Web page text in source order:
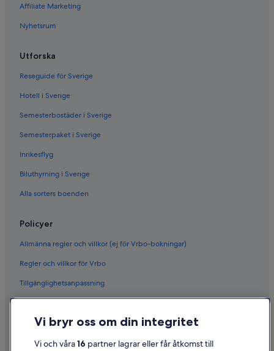
Affiliate Marketing
Nyhetsrum
Utforska
Reseguide för Sverige
Hotell i Sverige
Semesterbostäder i Sverige
Semesterpaket i Sverige
Inrikesflyg
Biluthyrning i Sverige
Alla sorters boenden
Policyer
Allmänna regler och villkor (ej för Vrbo-bokningar)
Regler och villkor för Vrbo
Tillgänglighetsanpassning
Cookies
Användarvillkor
Vi bryr oss om din integritet
Vi och våra16 partner lagrar eller får åtkomst till